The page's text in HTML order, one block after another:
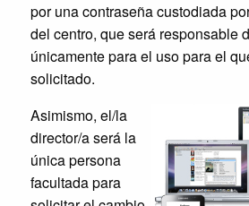
por una contraseña custodiada
del centro, que será responsable
únicamente para el uso para el
solicitado.
Asimismo, el/la
director/a será la
única persona
facultada para